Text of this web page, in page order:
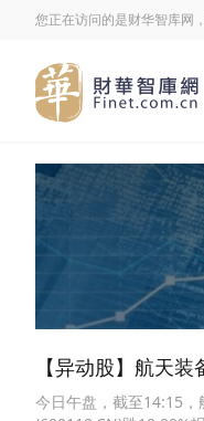
您正在访问的是财华智库网
【异动股】航天
今日午盘，截至14:15